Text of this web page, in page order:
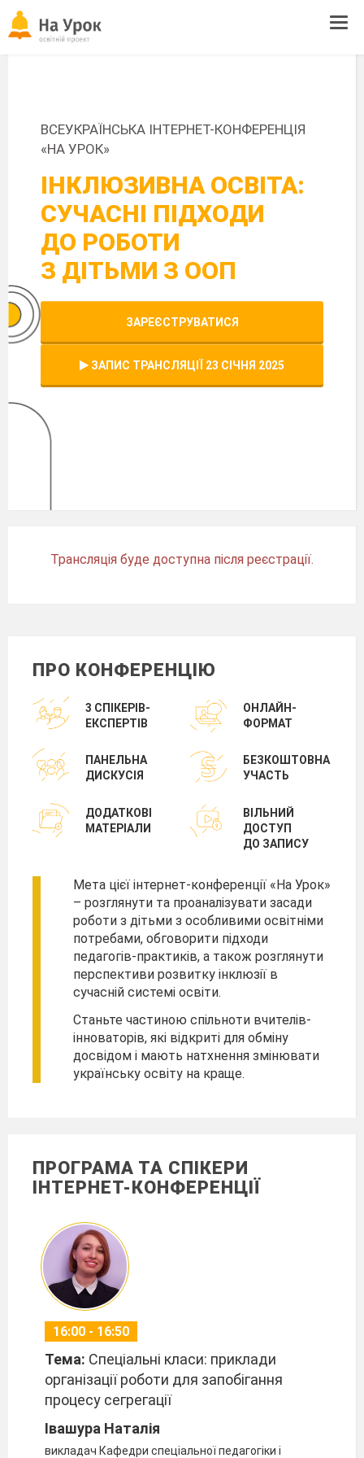
ВСЕУКРАЇНСЬКА ІНТЕРНЕТ-КОНФЕРЕНЦІЯ
«НА УРОК»
ІНКЛЮЗИВНА ОСВІТА:
СУЧАСНІ ПІДХОДИ
ДО РОБОТИ
З ДІТЬМИ З ООП
ЗАРЕЄСТРУВАТИСЯ
ЗАПИС ТРАНСЛЯЦІЇ 23 СІЧНЯ 2025
Трансляція буде доступна після реєстрації.
ПРО КОНФЕРЕНЦІЮ
3 СПІКЕРІВ-
ЕКСПЕРТІВ
ОНЛАЙН-
ФОРМАТ
ПАНЕЛЬНА
ДИСКУСІЯ
БЕЗКОШТОВНА
УЧАСТЬ
ДОДАТКОВІ
МАТЕРІАЛИ
ВІЛЬНИЙ
ДОСТУП
ДО ЗАПИСУ
Мета цієї інтернет-конференції «На Урок»
– розглянути та проаналізувати засади
роботи з дітьми з особливими освітніми
потребами, обговорити підходи
педагогів-практиків, а також розглянути
перспективи розвитку інклюзії в
сучасній системі освіти.
Станьте частиною спільноти вчителів-
інноваторів, які відкриті для обміну
досвідом і мають натхнення змінювати
українську освіту на краще.
ПРОГРАМА ТА СПІКЕРИ
ІНТЕРНЕТ-КОНФЕРЕНЦІЇ
16:00 - 16:50
Тема: Спеціальні класи: приклади
організації роботи для запобігання
процесу сегрегації
Івашура Наталія
викладач Кафедри спеціальної педагогіки і